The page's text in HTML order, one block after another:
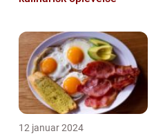
12 januar 2024